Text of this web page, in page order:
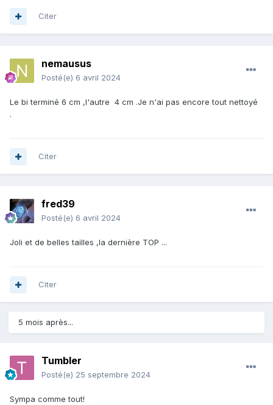
Citer
nemausus
Posté(e) 6 avril 2024
Le bi terminé 6 cm ,l'autre 4 cm .Je n'ai pas encore tout nettoyé
.
Citer
fred39
Posté(e) 6 avril 2024
Joli et de belles tailles ,la dernière TOP ...
Citer
5 mois après...
Tumbler
Posté(e) 25 septembre 2024
Sympa comme tout!